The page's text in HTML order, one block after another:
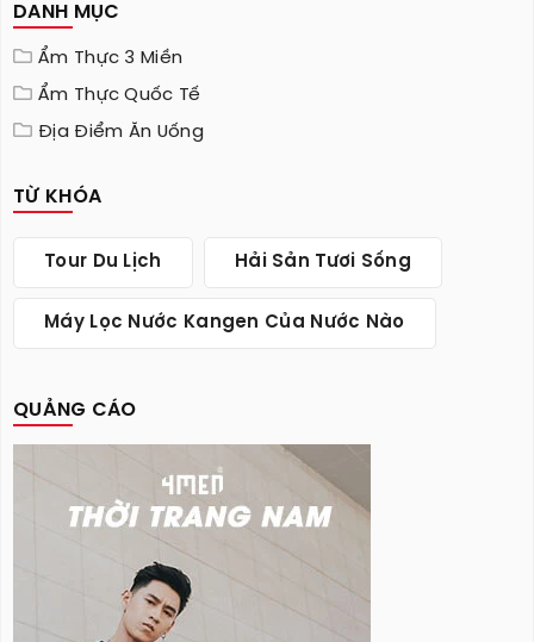
DANH MỤC
Ẩm Thực 3 Miền
Ẩm Thực Quốc Tế
Địa Điểm Ăn Uống
TỪ KHÓA
Tour Du Lịch Hải Sản Tươi Sống
Máy Lọc Nước Kangen Của Nước Nào
QUẢNG CÁO